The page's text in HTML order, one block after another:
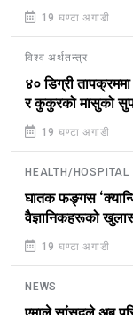
19 घण्टा अगाडी
विश्व अर्थतन्त्र
४० डिग्री तापक्रममा
र कुकुरको मासुको
19 घण्टा अगाडी
HEALTH/HOSPITAL
घातक फङ्गस
वैज्ञानिकहरूको
19 घण्टा अगाडी
NEWS